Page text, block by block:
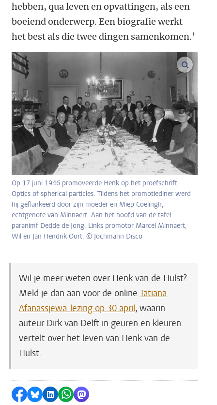
hebben, qua leven en opvattingen, als een
boeiend onderwerp. Een biografie werkt
het best als die twee dingen samenkomen.’
Op 17 juni 1946 promoveerde Henk op het proefschrift
Optics of spherical particles. Tijdens het promotiediner werd
hij geflankeerd door zijn moeder en Miep Coelingh,
echtgenote van Minnaert. Aan het hoofd van de tafel
paranimf Dedde de Jong. Links promotor Marcel Minnaert,
Wil en Jan Hendrik Oort. © Jochmann Disco
Wil je meer weten over Henk van de Hulst?
Meld je dan aan voor de online Tatiana
Afanassjewa-lezing op 30 april, waarin
auteur Dirk van Delft in geuren en kleuren
vertelt over het leven van Henk van de
Hulst.
Delen op Facebook
Delen via Bluesky
Delen op LinkedIn
Delen via WhatsApp
Delen via Mastodon